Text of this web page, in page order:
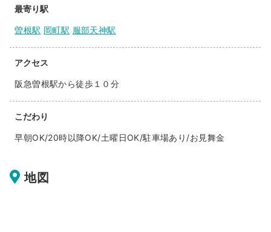
最寄り駅
曽根駅 岡町駅 服部天神駅
アクセス
阪急曽根駅から徒歩１０分
こだわり
早朝OK/20時以降OK/土曜日OK/駐車場あり/お見舞金
地図